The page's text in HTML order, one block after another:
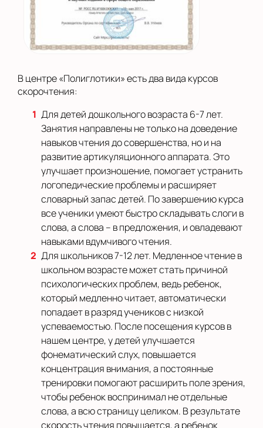
В центре «Полиглотики» есть два вида курсов
скорочтения:
Для детей дошкольного возраста 6-7 лет.
Занятия направлены не только на доведение
навыков чтения до совершенства, но и на
развитие артикуляционного аппарата. Это
улучшает произношение, помогает устранить
логопедические проблемы и расширяет
словарный запас детей. По завершению курса
все ученики умеют быстро складывать слоги в
слова, а слова – в предложения, и овладевают
навыками вдумчивого чтения.
Для школьников 7-12 лет. Медленное чтение в
школьном возрасте может стать причиной
психологических проблем, ведь ребенок,
который медленно читает, автоматически
попадает в разряд учеников с низкой
успеваемостью. После посещения курсов в
нашем центре, у детей улучшается
фонематический слух, повышается
концентрация внимания, а постоянные
тренировки помогают расширить поле зрения,
чтобы ребенок воспринимал не отдельные
слова, а всю страницу целиком. В результате
скорость чтения повышается, а ребенок